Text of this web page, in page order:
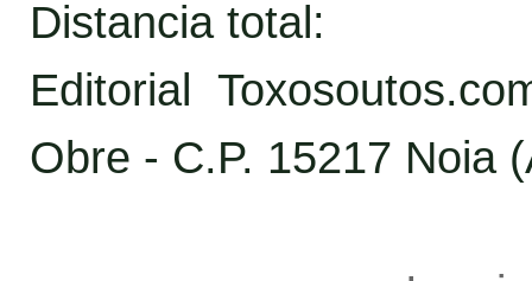
Distancia total:
Editorial
Obre - C.P. 15217 Noia